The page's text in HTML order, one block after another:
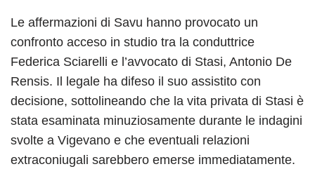
Le affermazioni di Savu hanno provocato un
confronto acceso in studio tra la conduttrice
Federica Sciarelli e l’avvocato di Stasi, Antonio De
Rensis. Il legale ha difeso il suo assistito con
decisione, sottolineando che la vita privata di Stasi è
stata esaminata minuziosamente durante le indagini
svolte a Vigevano e che eventuali relazioni
extraconiugali sarebbero emerse immediatamente.